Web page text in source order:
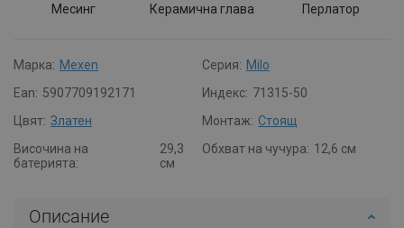
Месинг Керамична глава Перлатор
Марка: Mexen Серия: Milo
Ean: 5907709192171 Индекс: 71315-50
Цвят: Златен Монтаж: Стоящ
Височина на
батерията:
29,3
см
Обхват на чучура: 12,6 см
Описание